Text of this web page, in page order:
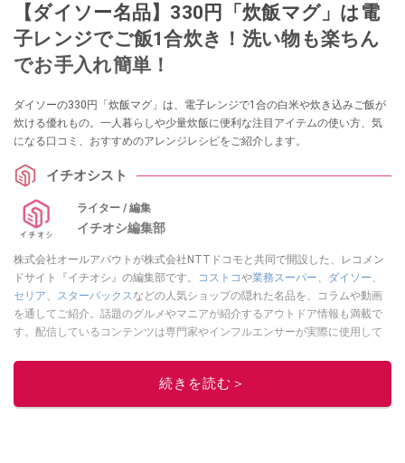
【ダイソー名品】330円「炊飯マグ」は電
子レンジでご飯1合炊き！洗い物も楽ちん
でお手入れ簡単！
ダイソーの330円「炊飯マグ」は、電子レンジで1合の白米や炊き込みご飯が
炊ける優れもの。一人暮らしや少量炊飯に便利な注目アイテムの使い方、気
になる口コミ、おすすめのアレンジレシピをご紹介します。
イチオシスト
ライター / 編集
イチオシ編集部
株式会社オールアバウトが株式会社NTTドコモと共同で開設した、レコメン
ドサイト『イチオシ』の編集部です。
コストコや業務スーパー、 ダイソー、
セリア、 スターバックスなどの人気ショップの隠れた名品を、コラムや動画
を通してご紹介。話題のグルメやマニアが紹介するアウトドア情報も満載で
す。配信しているコンテンツは専門家やインフルエンサーが実際に使用して
ニュースでフォロー
続きを読む＞